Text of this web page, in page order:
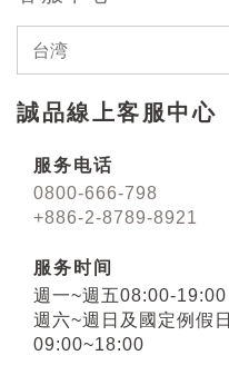
台湾
誠品線上客服中心
服务电话
0800-666-798
+886-2-8789-8921
服务时间
週一~週五08:00-19:00
週六~週日及國定例假日
09:00~18:00